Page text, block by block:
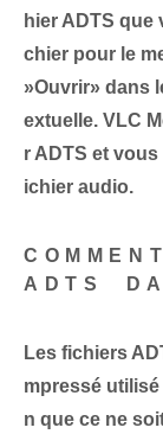
hier ADTS
chier pour le
‌»Ouvrir» dans
extuelle.‍ VLC
r ADTS et
ichier audio.
ADTS
Les fichiers
mpressé
n que ce ne